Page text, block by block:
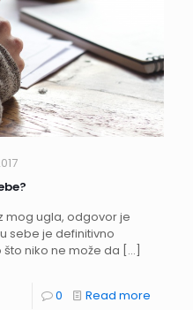
mog ugla, odgovor je
sebe je definitivno
niko ne može da […]
0 Read more